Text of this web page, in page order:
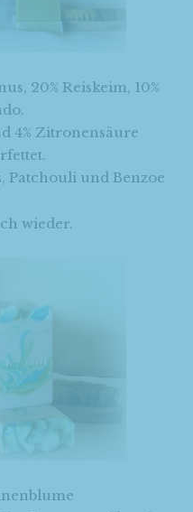
20% Reiskeim, 10%
4% Zitronensäure
Patchouli und Benzoe
wieder.